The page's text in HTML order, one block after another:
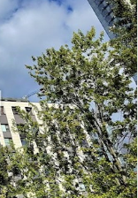
Ашан, АТБ,
гімназія,
1153862